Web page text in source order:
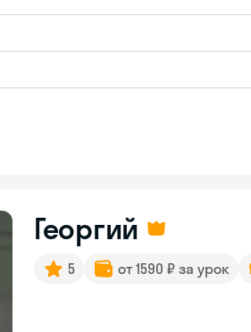
Георгий
5 от 1590 ₽ за урок